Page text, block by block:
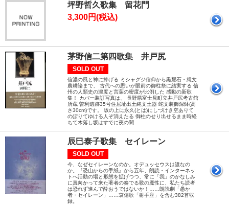
坪野哲久歌集 留花門
3,300円(税込)
茅野信二第四歌集 井戸尻
SOLD OUT
信濃の風と神に捧げる ミシャグジ信仰から黒耀石・縄文
農耕論まで、 古代への思いが眼前の御柱祭に結実する 信
州の人類史の濃度と言葉の密度が比例した 感動の新歌
集！ カバー装訂写真は、 長野県富士見町立井戸尻考古館
所蔵 曽利遺跡35号住居址出土縄文土器 蛇文装飾深鉢(高
さ30cm)です。 坂の上に永久(とは)にしづけき空ありて
のぼりてゆける人ぞ消えたる 御柱のせり出せるまま時経
ちて木落し坂はすでに夜の闇
辰巳泰子歌集 セイレーン
SOLD OUT
今、なぜセイレーンなのか。オデュッセウスは誰なの
か。『恐山からの手紙』から五年、朗読・インターネッ
トへ活動の場と形態を拡げつつ、常に「我」のかなしみ
に真向かって来た著者の奏でる歌の魔性に、私たち読者
は恐れず進んで酔おうではないか！……朗読劇「愚か
者・セイレーン」……哀傷歌「射手座」を含む382首収
録。